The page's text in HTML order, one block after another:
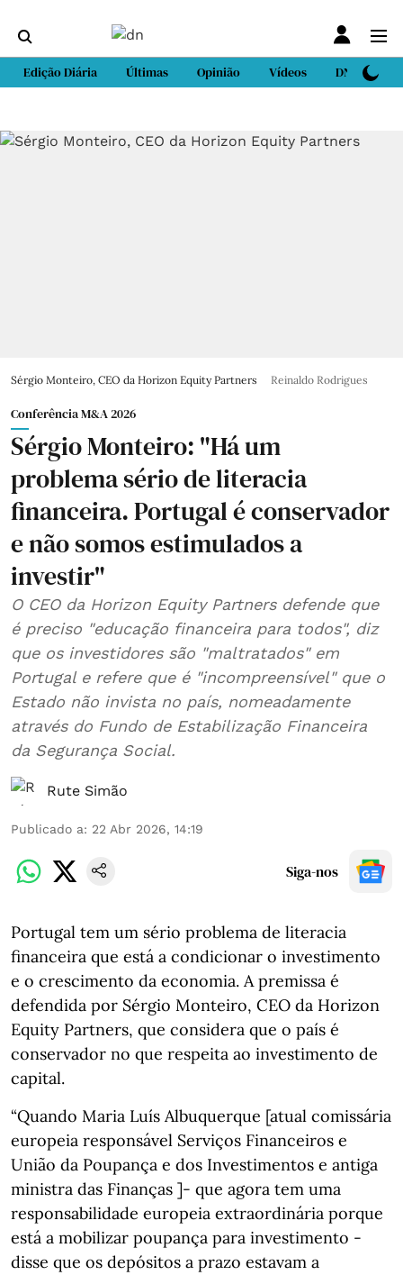
Edição Diária Últimas Opinião Vídeos DN Sport
Sérgio Monteiro, CEO da Horizon Equity Partners Reinaldo Rodrigues
Conferência M&A 2026
Sérgio Monteiro: "Há um
problema sério de literacia
financeira. Portugal é conservador
e não somos estimulados a
investir"
O CEO da Horizon Equity Partners defende que
é preciso "educação financeira para todos", diz
que os investidores são "maltratados" em
Portugal e refere que é "incompreensível" que o
Estado não invista no país, nomeadamente
através do Fundo de Estabilização Financeira
da Segurança Social.
Rute Simão
Publicado a: 22 Abr 2026, 14:19
Siga-nos
Portugal tem um sério problema de literacia
financeira que está a condicionar o investimento
e o crescimento da economia. A premissa é
defendida por Sérgio Monteiro, CEO da Horizon
Equity Partners, que considera que o país é
conservador no que respeita ao investimento de
capital.
“Quando Maria Luís Albuquerque [atual comissária
europeia responsável Serviços Financeiros e
União da Poupança e dos Investimentos e antiga
ministra das Finanças ]- que agora tem uma
responsabilidade europeia extraordinária porque
está a mobilizar poupança para investimento -
disse que os depósitos a prazo estavam a